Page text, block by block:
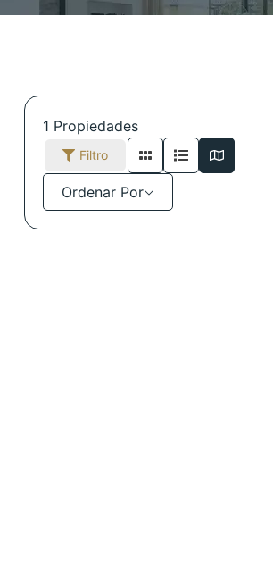
1 Propiedades
Filtro
Ordenar Por